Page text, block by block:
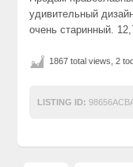
удивительный
очень старинный.
1867 total views, 2
LISTING ID: